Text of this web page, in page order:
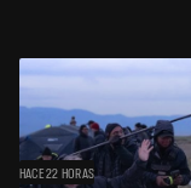
HACE 22 HORAS